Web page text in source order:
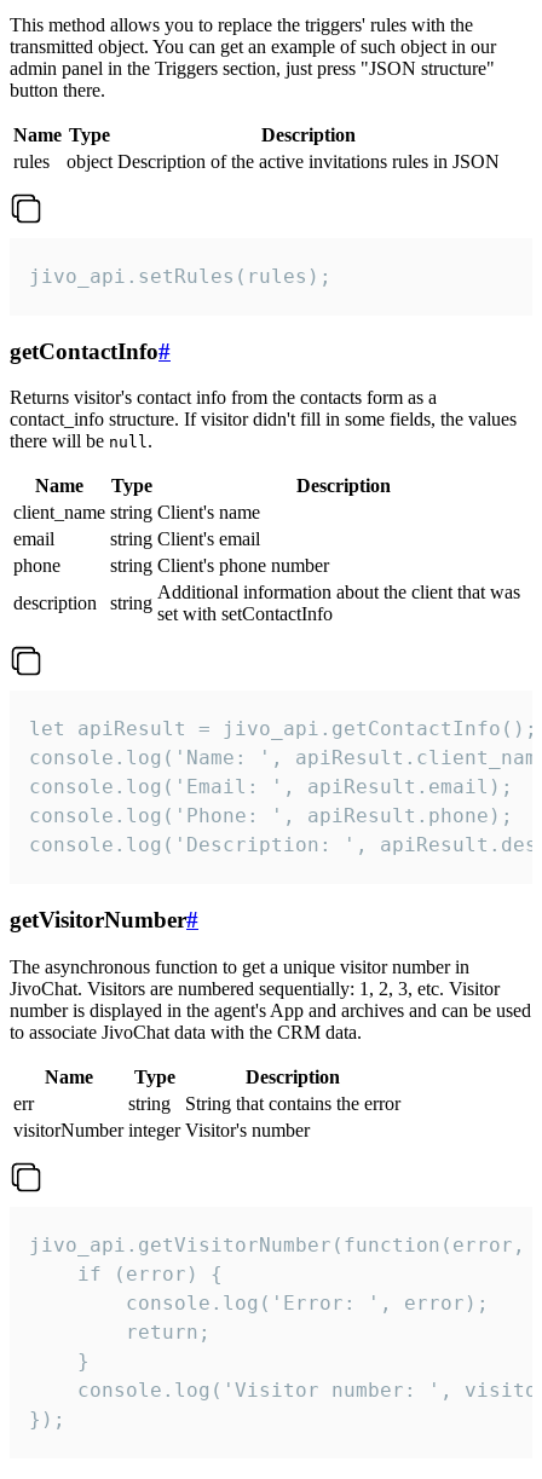
This method allows you to replace the triggers' rules with the
transmitted object. You can get an example of such object in our
admin panel in the Triggers section, just press "JSON structure"
button there.
Name Type
Description
rules
object Description of the active invitations rules in JSON
jivo_api.setRules(rules);
getContactInfo#
Returns visitor's contact info from the contacts form as a
contact_info structure. If visitor didn't fill in some fields, the values
there will be null.
Name Type
Description
client_name string Client's name
email
string Client's email
phone
string Client's phone number
description
string
Additional information about the client that was
set with setContactInfo
let apiResult = jivo_api.getContactInfo();
console.log('Name: ',
console.log('Email: ', apiResult.email);
console.log('Phone: ', apiResult.phone);
console.log('Description: ',
getVisitorNumber#
The asynchronous function to get a unique visitor number in
JivoChat. Visitors are numbered sequentially: 1, 2, 3, etc. Visitor
number is displayed in the agent's App and archives and can be used
to associate JivoChat data with the CRM data.
Name Type
Description
err
string
String that contains the error
visitorNumber integer Visitor's number
jivo_api.getVisitorNumber(function(error,
    if (error) {
        console.log('Error: ', error);
        return;
    }
console.log('Visitor number: ',
});